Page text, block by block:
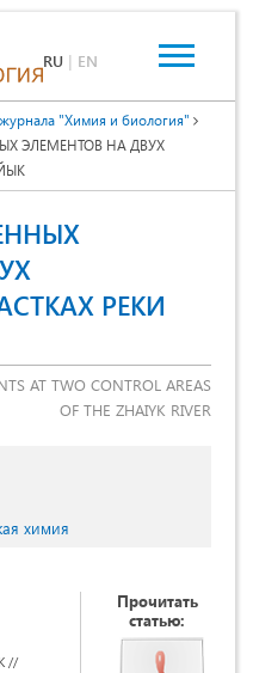
RU | EN
"Химия и биология"
ЭЛЕМЕНТОВ НА ДВУХ
РЕКИ
AT TWO CONTROL AREAS
OF THE ZHAIYK RIVER
химия
//
Прочитать
статью: